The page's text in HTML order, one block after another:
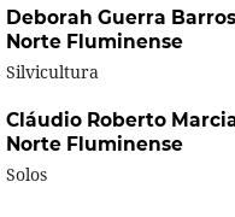
Deborah Guerra
Norte Fluminense
Silvicultura
Cláudio Roberto
Norte Fluminense
Solos